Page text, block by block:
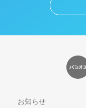
お知らせ